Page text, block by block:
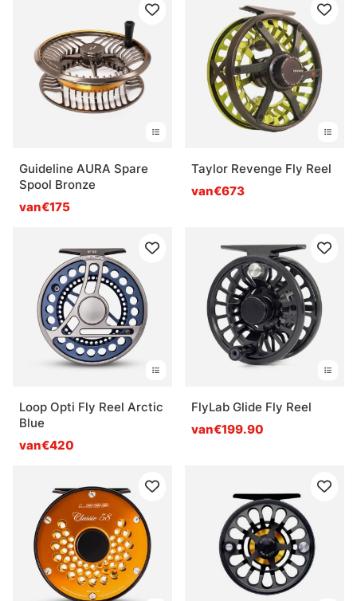
Guideline AURA Spare
Spool Bronze
van€175
Taylor Revenge Fly Reel
van€673
Loop Opti Fly Reel Arctic
Blue
van€420
FlyLab Glide Fly Reel
van€199.90